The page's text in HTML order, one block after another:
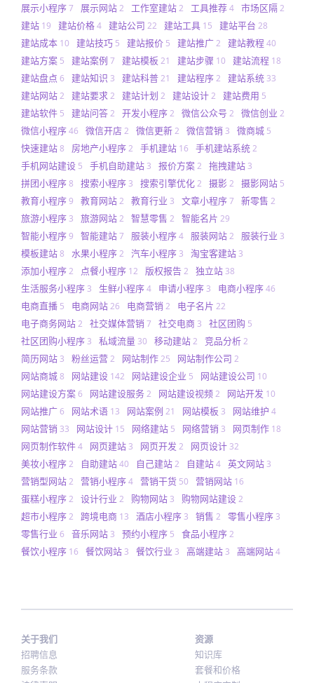
展示小程序7 展示网站2 工作室建站2 工具推荐4 市场区隔2
建站 19 建站价格4 建站公司 22 建站工具 15 建站平台 28
建站成本 10 建站技巧 5 建站报价 5 建站推广2 建站教程40
建站方案 5 建站案例 7 建站模板 21 建站步骤 10 建站流程 18
建站盘点 6 建站知识 3 建站科普21 建站程序2 建站系统 33
建站网站2 建站要求2 建站计划 2 建站设计2 建站费用 5
建站软件 5 建站问答2 开发小程序2 微信公众号 2 微信创业 2
微信小程序46 微信开店2 微信更新2 微信营销 3 微商城 5
快速建站8 房地产小程序2 手机建站 16 手机建站系统2
手机网站建设 5 手机自助建站 3 报价方案2 拖拽建站 3
拼团小程序8 搜索小程序 3 搜索引擎优化2 摄影2 摄影网站 5
教育小程序9 教育网站2 教育行业 3 文章小程序7 新零售 2
旅游小程序 3 旅游网站2 智慧零售 2 智能名片 29
智能小程序9 智能建站7 服装小程序4 服装网站2 服装行业 3
模板建站8 水果小程序2 汽车小程序 3 淘宝客建站 3
添加小程序2 点餐小程序 12 版权报告2 独立站 38
生活服务小程序 3 生鲜小程序4 申请小程序 3 电商小程序46
电商直播 5 电商网站26 电商营销 2 电子名片 22
电子商务网站2 社交媒体营销 7 社交电商 3 社区团购 5
社区团购小程序 3 私域流量 30 移动建站2 竞品分析2
简历网站 3 粉丝运营2 网站制作25 网站制作公司 2
网站商城8 网站建设 142 网站建设企业 5 网站建设公司 10
网站建设方案6 网站建设服务2 网站建设视频2 网站开发 10
网站推广6 网站术语 13 网站案例 21 网站模板 3 网站维护 4
网站营销 33 网站设计 15 网络建站 5 网络营销 3 网页制作 18
网页制作软件4 网页建站 3 网页开发 2 网页设计 32
美妆小程序2 自助建站40 自己建站2 自建站4 英文网站 3
营销型网站2 营销小程序4 营销干货 50 营销网站 16
蛋糕小程序2 设计行业 2 购物网站 3 购物网站建设2
超市小程序2 跨境电商 13 酒店小程序 3 销售 2 零售小程序 3
零售行业 6 音乐网站 3 预约小程序 5 食品小程序2
餐饮小程序 16 餐饮网站 3 餐饮行业 3 高端建站 3 高端网站4
关于我们
招聘信息
服务条款
资源
知识库
套餐和价格